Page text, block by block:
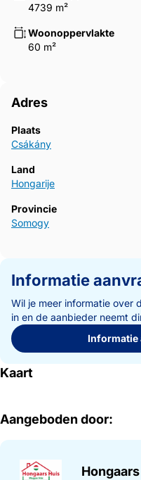
4739 m²
Woonoppervlakte
60 m²
Adres
Plaats
Csákány
Land
Hongarije
Provincie
Somogy
Informatie
Wil je meer informatie over
in en de aanbieder neemt
Informatie
Kaart
Aangeboden door: